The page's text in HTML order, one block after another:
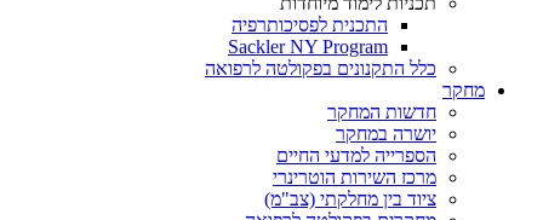
התכנית לפסיכותרפיה
Sackler NY Program
כלל התקנונים בפקולטה לרפואה
מחקר
חדשות המחקר
יושרה במחקר
הספרייה למדעי החיים
מרכז השירות הוטרינרי
ציוד בין מחלקתי (צב"מ)